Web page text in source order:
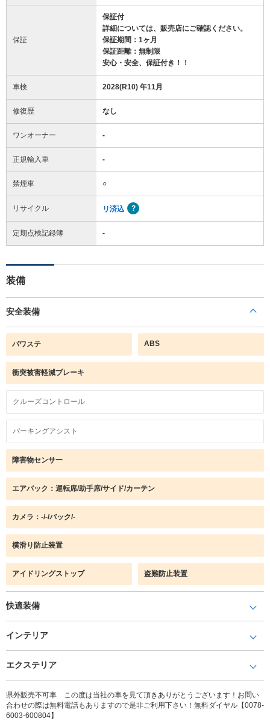
保証
保証付
詳細については、販売店にご確認ください。
保証期間：1ヶ月
保証距離：無制限
安心・安全、保証付き！！
車検 2028(R10) 年11月
修復歴 なし
ワンオーナー -
正規輸入車 -
禁煙車 ○
リサイクル リ済込
定期点検記録簿 -
装備
安全装備
パワステ ABS
衝突被害軽減ブレーキ
クルーズコントロール
パーキングアシスト
障害物センサー
エアバック：運転席/助手席/サイド/カーテン
カメラ：-/-/バック/-
横滑り防止装置
アイドリングストップ 盗難防止装置
快適装備
インテリア
エクステリア
県外販売不可車 この度は当社の車を見て頂きありがとうございます！お問い
合わせの際は無料電話もありますので是非ご利用下さい！無料ダイヤル【0078-
6003-600804】